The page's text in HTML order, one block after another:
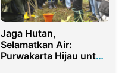
Jaga Hutan,
Selamatkan Air:
Purwakarta Hijau untuk